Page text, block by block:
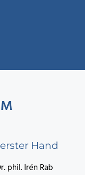
Hand
phil. Irén Rab